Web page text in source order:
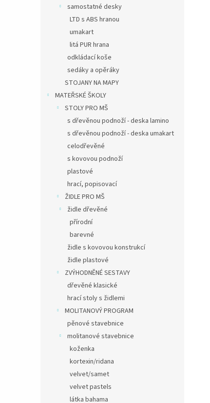
samostatné desky
LTD s ABS hranou
umakart
litá PUR hrana
odkládací koše
sedáky a opěráky
STOJANY NA MAPY
MATEŘSKÉ ŠKOLY
STOLY PRO MŠ
s dřevěnou podnoží - deska lamino
s dřevěnou podnoží - deska umakart
celodřevěné
s kovovou podnoží
plastové
hrací, popisovací
ŽIDLE PRO MŠ
židle dřevěné
přírodní
barevné
židle s kovovou konstrukcí
židle plastové
ZVÝHODNĚNÉ SESTAVY
dřevěné klasické
hrací stoly s židlemi
MOLITANOVÝ PROGRAM
pěnové stavebnice
molitanové stavebnice
koženka
kortexin/ridana
velvet/samet
velvet pastels
látka bahama